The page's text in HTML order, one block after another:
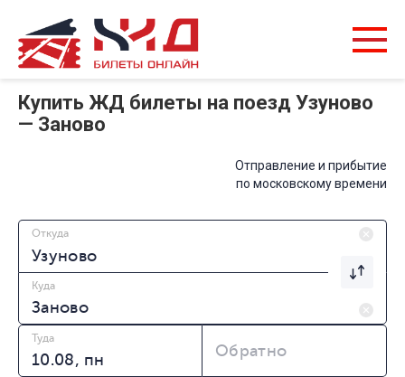
Купить ЖД билеты на поезд Узуново
— Заново
Отправление и прибытие
по московскому времени
Откуда
Куда
Туда
Обратно